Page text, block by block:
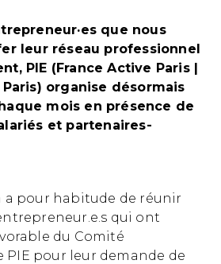
que nous
leur réseau professionnel
PIE (France Active Paris |
organise désormais
mois en présence de
et partenaires-
a pour habitude de réunir
qui ont
du Comité
PIE pour leur demande de